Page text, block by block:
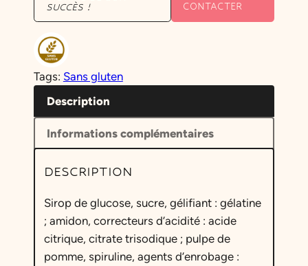
SUCCÈS !
CONTACTER
Tags: Sans gluten
Description
Informations complémentaires
DESCRIPTION
Sirop de glucose, sucre, gélifiant : gélatine
; amidon, correcteurs d’acidité : acide
citrique, citrate trisodique ; pulpe de
pomme, spiruline, agents d’enrobage :